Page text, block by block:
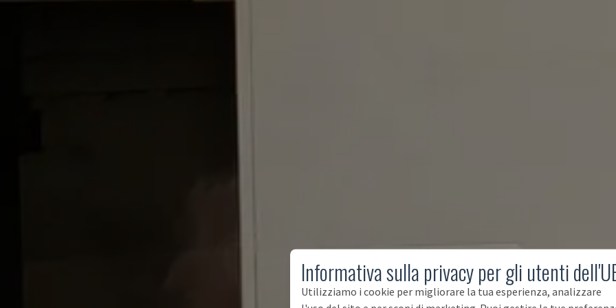
Informativa sulla privacy per gli utenti
Utilizziamo i cookie per migliorare la tua esperienza, analizzare